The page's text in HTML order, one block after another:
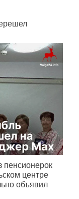
пенсионерок
центре
объявил